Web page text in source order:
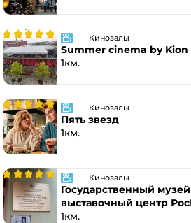
Кинозалы
Summer cinema by Kion
1км.
Кинозалы
Пять звезд
1км.
Кинозалы
Гоcударственный
выставочный центр
1км.